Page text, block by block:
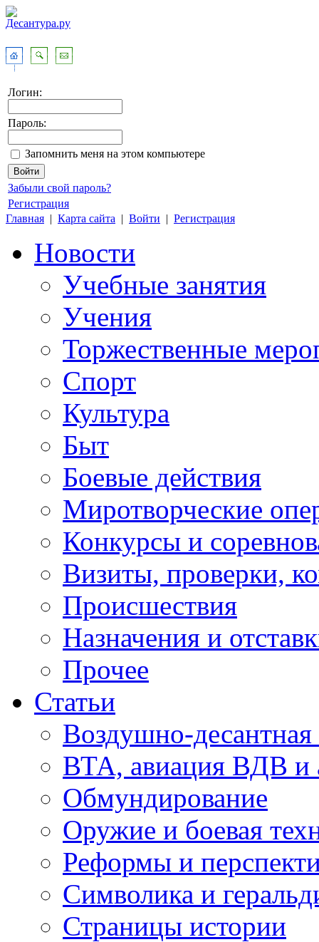
Логин:
Пароль:
Запомнить меня на этом компьютере
Забыли свой пароль?
Регистрация
Главная | Карта сайта | Войти | Регистрация
Новости
Учебные занятия
Учения
Торжественные
Спорт
Культура
Быт
Боевые действия
Миротворческие
Конкурсы и
Визиты, проверки,
Происшествия
Назначения и
Прочее
Статьи
Воздушно-десантная
ВТА, авиация ВДВ и
Обмундирование
Оружие и боевая
Реформы и
Символика и
Страницы истории